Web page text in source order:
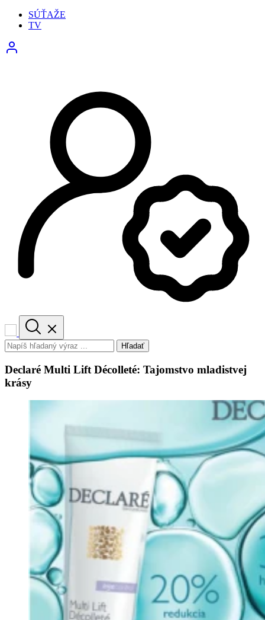
SÚŤAŽE
TV
Hľadať
Declaré Multi Lift Décolleté: Tajomstvo mladistvej
krásy